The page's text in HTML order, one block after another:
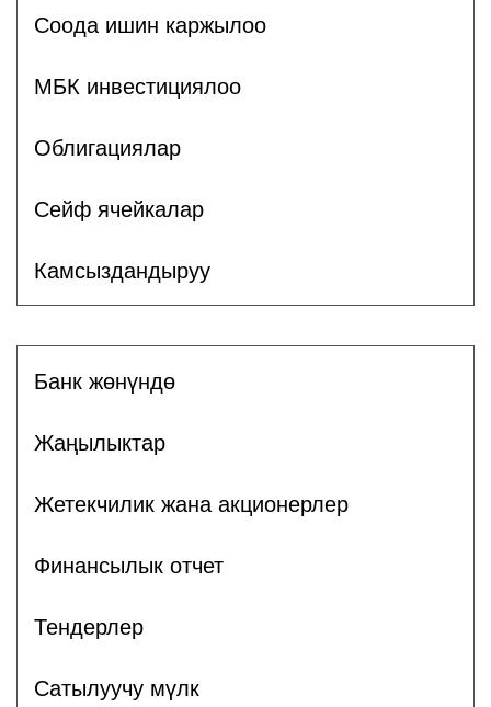
Соода ишин каржылоо
МБК инвестициялоо
Облигациялар
Сейф ячейкалар
Камсыздандыруу
Банк жөнүндө
Жаңылыктар
Жетекчилик жана акционерлер
Финансылык отчет
Тендерлер
Сатылуучу мүлк